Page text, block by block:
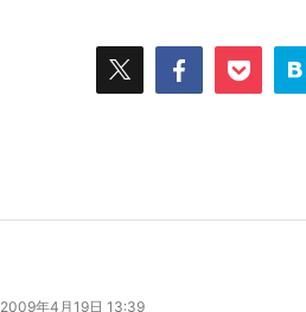
2009年4月19日 13:39